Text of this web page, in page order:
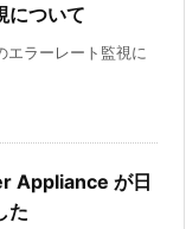
について
ラーレート監視に
Appliance が日
た